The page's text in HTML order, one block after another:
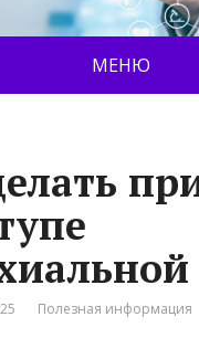
МЕНЮ
Полезная информация